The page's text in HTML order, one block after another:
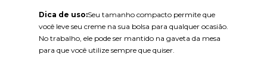
Dica de uso:Seu tamanho compacto permite que
você leve seu creme na sua bolsa para qualquer ocasião.
No trabalho, ele pode ser mantido na gaveta da mesa
para que você utilize sempre que quiser.